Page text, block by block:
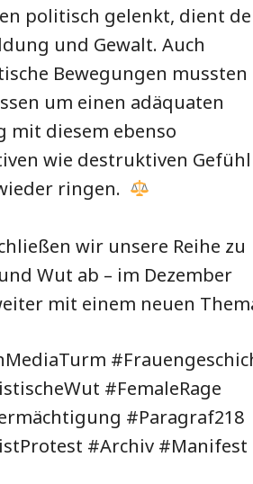
politisch gelenkt, dient
und Gewalt. Auch
Bewegungen mussten
um einen adäquaten
mit diesem ebenso
wie destruktiven Gefühl
ringen.
wir unsere Reihe zu
Wut ab – im Dezember
mit einem neuen
#FemaleRage
#Paragraf218
#Archiv #Manifest